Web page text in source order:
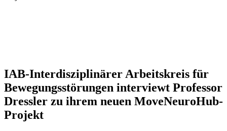
IAB-Interdisziplinärer Arbeitskreis für
Bewegungsstörungen interviewt Professor
Dressler zu ihrem neuen MoveNeuroHub-
Projekt